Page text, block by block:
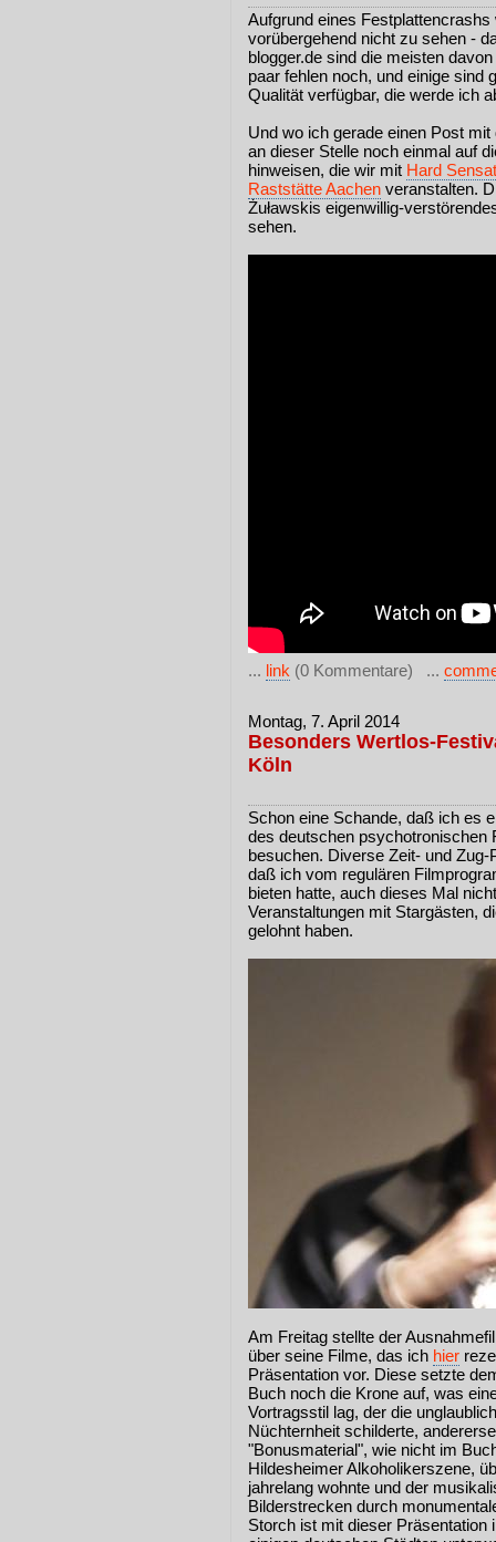
Aufgrund eines
vorübergehend nicht zu sehen -
blogger.de sind die meisten
paar fehlen noch, und einige sind
Qualität verfügbar, die werde ich
Und wo ich gerade einen Post
an dieser Stelle noch einmal auf
hinweisen, die wir mit Hard
Raststätte Aachen veranstalten.
Żuławskis eigenwillig-
sehen.
... link (0 Kommentare) ...
Montag, 7. April 2014
Besonders Wertlos-
Köln
Schon eine Schande, daß ich es
des deutschen psychotronischen
besuchen. Diverse Zeit- und
daß ich vom regulären
bieten hatte, auch dieses Mal
Veranstaltungen mit Stargästen,
gelohnt haben.
Am Freitag stellte der
über seine Filme, das ich hier
Präsentation vor. Diese setzte
Buch noch die Krone auf, was
Vortragsstil lag, der die
Nüchternheit schilderte,
"Bonusmaterial", wie nicht im
Hildesheimer Alkoholikerszene,
jahrelang wohnte und der
Bilderstrecken durch
Storch ist mit dieser Präsentation